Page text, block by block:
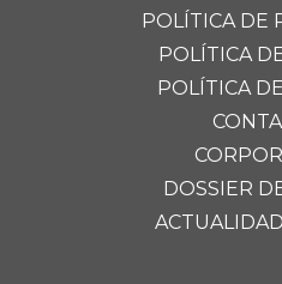
POLÍTICA DE
POLÍTICA
POLÍTICA
DOSSIER